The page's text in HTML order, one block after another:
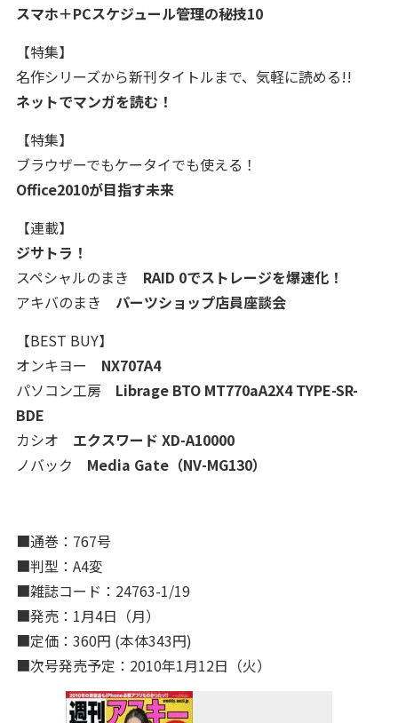
スマホ＋PCスケジュール管理の秘技10
【特集】
名作シリーズから新刊タイトルまで、気軽に読める!!
ネットでマンガを読む！
【特集】
ブラウザーでもケータイでも使える！
Office2010が目指す未来
【連載】
ジサトラ！
スペシャルのまき RAID 0でストレージを爆速化！
アキバのまき パーツショップ店員座談会
【BEST BUY】
オンキヨー NX707A4
パソコン工房 Librage BTO MT770aA2X4 TYPE-SR-
BDE
カシオ エクスワード XD-A10000
ノバック Media Gate（NV-MG130）
■通巻：767号
■判型：A4変
■雑誌コード：24763-1/19
■発売：1月4日（月）
■定価：360円 (本体343円)
■次号発売予定：2010年1月12日（火）